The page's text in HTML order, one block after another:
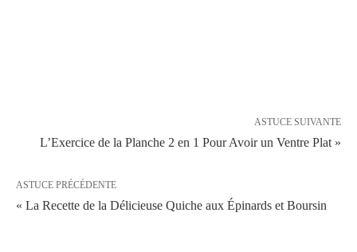
ASTUCE SUIVANTE
L’Exercice de la Planche 2 en 1 Pour Avoir un Ventre Plat »
ASTUCE PRÉCÉDENTE
« La Recette de la Délicieuse Quiche aux Épinards et Boursin